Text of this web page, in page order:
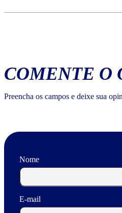
COMENTE O
Preencha os campos e deixe sua
Nome
E-mail